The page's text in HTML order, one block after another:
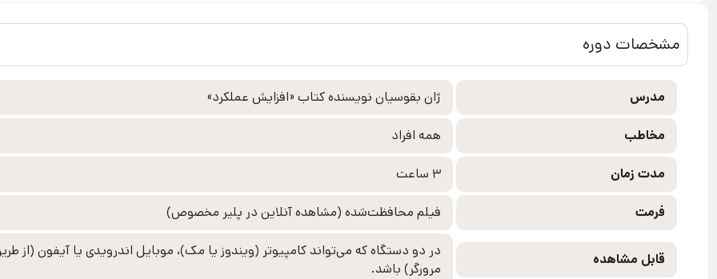
مشخصات دوره
مدرس ژان بقوسیان نویسنده کتاب «افزایش عملکرد»
مخاطب همه افراد
مدت زمان 3 ساعت
فرمت فیلم محافظت‌شده (مشاهده آنلاین در پلیر مخصوص)
قابل مشاهده
در دو دستگاه که می‌تواند کامپیوتر (ویندوز یا مک)، موبایل اندرویدی یا آیفون (از
مرورگر) باشد.